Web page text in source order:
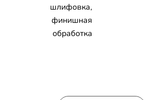
шлифовка,
финишная
обработка